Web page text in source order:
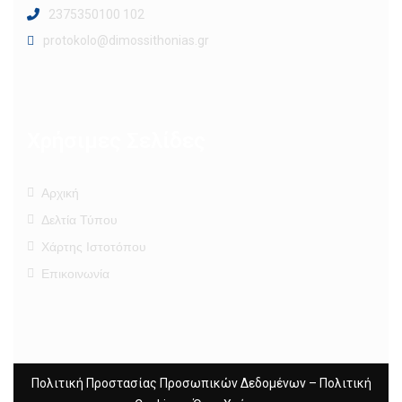
2375350100 102
protokolo@dimossithonias.gr
Αρχική
Δελτία Τύπου
Χάρτης Ιστοτόπου
Επικοινωνία
Πολιτική Προστασίας Προσωπικών Δεδομένων– Πολιτική